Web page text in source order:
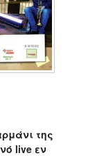
της
live εν